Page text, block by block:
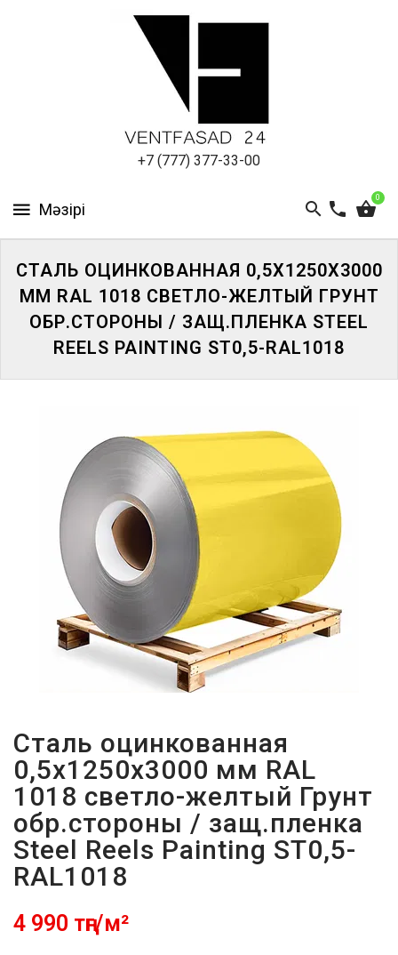
+7 (777) 377-33-00
0
ПАНЕЛИ
ПРОЕКТИРОВАНИЕ
ҰМЫТТЫҢЫЗ
СТАЛЬ ОЦИНКОВАННАЯ 0,5Х1250Х3000
ММ RAL 1018 СВЕТЛО-ЖЕЛТЫЙ ГРУНТ
ОБР.СТОРОНЫ / ЗАЩ.ПЛЕНКА STEEL
REELS PAINTING ST0,5-RAL1018
Сталь оцинкованная
0,5х1250х3000 мм RAL
1018 светло-желтый Грунт
обр.стороны / защ.пленка
Steel Reels Painting ST0,5-
RAL1018
4 990 тңг/м²